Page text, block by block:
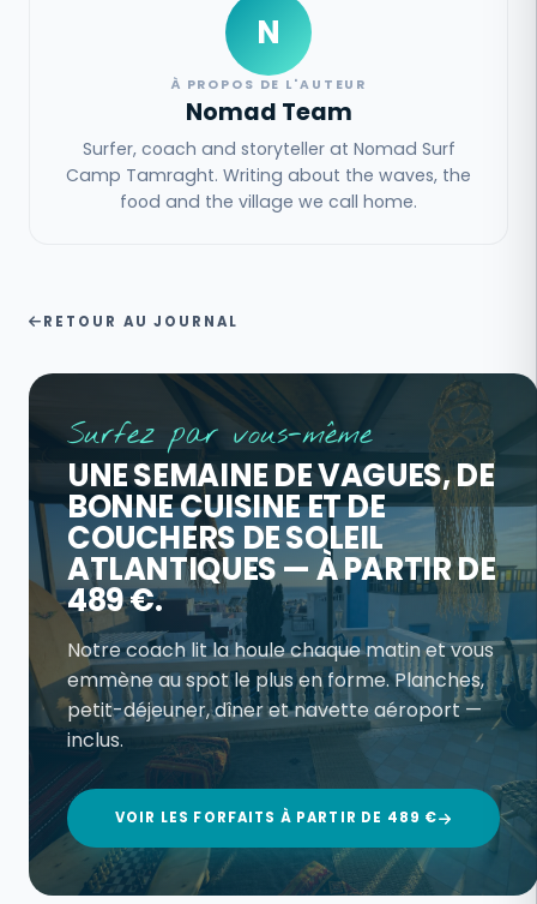
N
À PROPOS DE L'AUTEUR
Nomad Team
Surfer, coach and storyteller at Nomad Surf
Camp Tamraght. Writing about the waves, the
food and the village we call home.
RETOUR AU JOURNAL
Surfez par vous-même
UNE SEMAINE DE VAGUES, DE
BONNE CUISINE ET DE
COUCHERS DE SOLEIL
ATLANTIQUES — À PARTIR DE
489 €.
Notre coach lit la houle chaque matin et vous
emmène au spot le plus en forme. Planches,
petit-déjeuner, dîner et navette aéroport —
inclus.
VOIR LES FORFAITS À PARTIR DE 489 €